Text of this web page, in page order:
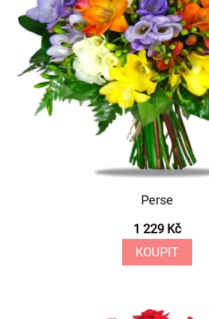
Perse
1 229 Kč
KOUPIT